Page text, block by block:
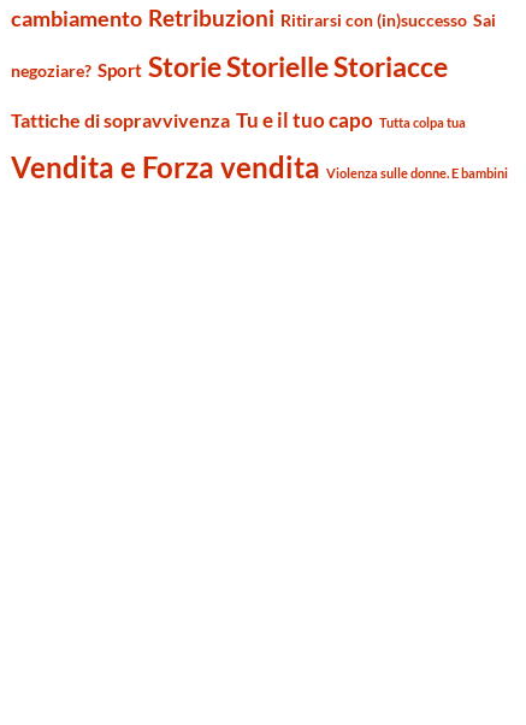
cambiamento Retribuzioni Ritirarsi con (in)successo Sai
negoziare? Sport Storie Storielle Storiacce
Tattiche di sopravvivenza Tu e il tuo capo Tutta colpa tua
Vendita e Forza vendita Violenza sulle donne. E bambini